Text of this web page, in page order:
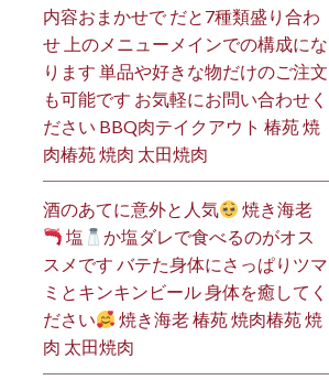
内容おまかせで だと7種類盛り合わ
せ 上のメニューメインでの構成にな
ります 単品や好きな物だけのご注文
も可能です お気軽にお問い合わせく
ださい BBQ肉テイクアウト 椿苑 焼
肉椿苑 焼肉 太田焼肉
酒のあてに意外と人気
焼き海老
塩
か塩ダレで食べるのがオス
スメです バテた身体にさっぱりツマ
ミとキンキンビール 身体を癒してく
ださい
焼き海老 椿苑 焼肉椿苑 焼
肉 太田焼肉